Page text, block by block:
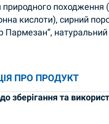
природного
кислоти), сирний
Пармезан”,
ПРО ПРОДУКТ
зберігання та